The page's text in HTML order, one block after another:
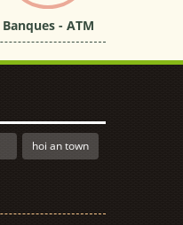
Banques - ATM
hoi an town